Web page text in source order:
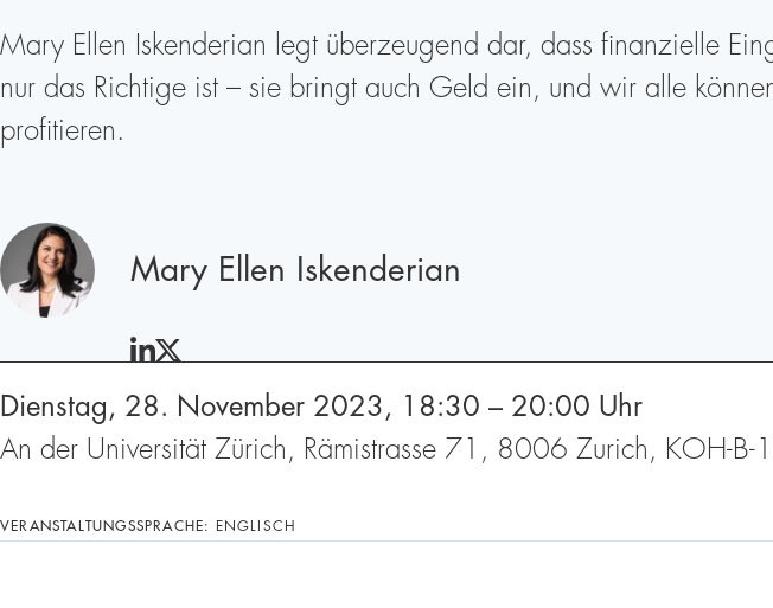
Mary Ellen Iskenderian legt überzeugend dar, dass finanzielle
nur das Richtige ist – sie bringt auch Geld ein, und wir alle
profitieren.
Mary Ellen Iskenderian
LINKEDIN
TWITTER
Dienstag, 28. November 2023, 18:30 – 20:00 Uhr
An der Universität Zürich, Rämistrasse 71, 8006 Zurich, KOH-B-
VERANSTALTUNGSSPRACHE: ENGLISCH